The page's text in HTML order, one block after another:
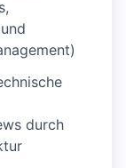
durch